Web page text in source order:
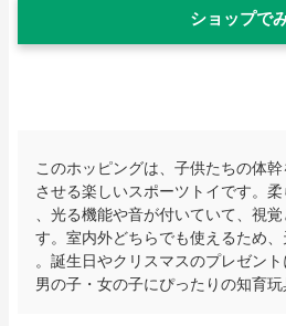
ショップで
このホッピングは、子供たちの体
させる楽しいスポーツトイです。
、光る機能や音が付いていて、視
す。室内外どちらでも使えるため
。誕生日やクリスマスのプレゼン
男の子・女の子にぴったりの知育玩